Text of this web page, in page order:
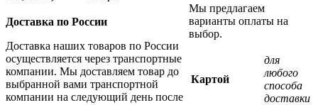
Доставка по России
Доставка наших товаров по России
осуществляется через транспортные
компании. Мы доставляем товар до
выбранной вами транспортной
компании на следующий день после
Мы предлагаем
варианты оплаты на
выбор.
Картой
для
любого
способа
доставки